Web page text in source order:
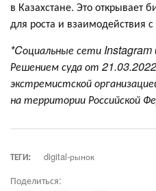
в Казахстане. Это открывает
для роста и взаимодействия
*Cоциальные сетиInstagram
Решением суда от
экстремистской
на территорииРоссийской Ф
ТЕГИ: digital-рынок
Поделиться: